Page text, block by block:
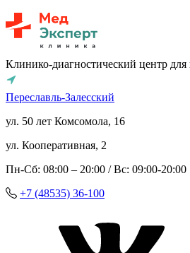
Клинико-диагностический центр для
Переславль-Залесский
ул. 50 лет Комсомола, 16
ул. Кооперативная, 2
Пн-Сб: 08:00 – 20:00 / Вс: 09:00-20:00
+7 (48535) 36-100